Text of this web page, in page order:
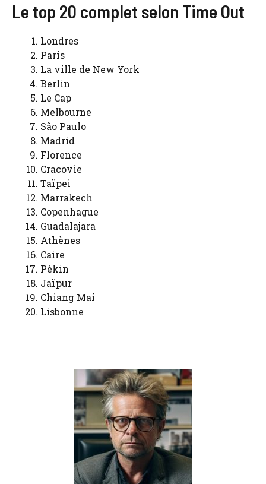
Le top 20 complet selon Time Out
Londres
Paris
La ville de New York
Berlin
Le Cap
Melbourne
São Paulo
Madrid
Florence
Cracovie
Taïpei
Marrakech
Copenhague
Guadalajara
Athènes
Caire
Pékin
Jaïpur
Chiang Mai
Lisbonne